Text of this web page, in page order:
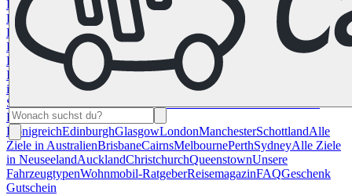
Francisco
Chile Costa Rica Alle Reiseziele in
Deutschland
Berlin Hamburg Leipzig München Stuttgart
Reiseziele in
Frankreich
KorsikaLyonMarseilles NizzaParis Toulouse
Alle
Reiseziele in
Italien
CagliariFlorenzMailandRom Sardinien
in Norwegen Bergen
Alle Reiseziele in
Spanien
Reiseziele im Vereinigtem
KönigreichEdinburghGlasgowLondonManchesterSchottlandAlle
Ziele in AustralienBrisbaneCairnsMelbournePerthSydneyAlle Ziele
in NeuseelandAucklandChristchurchQueenstownUnsere
FahrzeugtypenWohnmobil-RatgeberReisemagazinFAQGeschenk
Gutschein